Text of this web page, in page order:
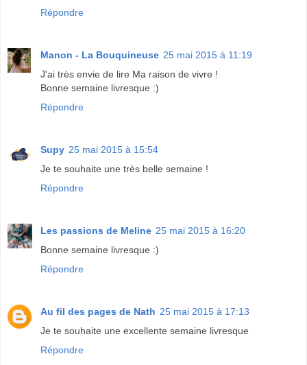
Répondre
Manon - La Bouquineuse 25 mai 2015 à 11:19
J'ai très envie de lire Ma raison de vivre !
Bonne semaine livresque :)
Répondre
Supy 25 mai 2015 à 15:54
Je te souhaite une très belle semaine !
Répondre
Les passions de Meline 25 mai 2015 à 16:20
Bonne semaine livresque :)
Répondre
Au fil des pages de Nath 25 mai 2015 à 17:13
Je te souhaite une excellente semaine livresque
Répondre